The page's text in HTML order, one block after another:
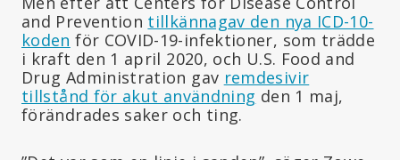
and Prevention tillkännagav den nya ICD-10-
koden för COVID-19-infektioner, som trädde
i kraft den 1 april 2020, och U.S. Food and
Drug Administration gav remdesivir
tillstånd för akut användning den 1 maj,
förändrades saker och ting.